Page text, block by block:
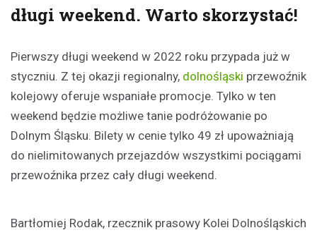
długi weekend. Warto skorzystać!
Pierwszy długi weekend w 2022 roku przypada już w
styczniu. Z tej okazji regionalny, dolnośląski przewoźnik
kolejowy oferuje wspaniałe promocje. Tylko w ten
weekend będzie możliwe tanie podróżowanie po
Dolnym Śląsku. Bilety w cenie tylko 49 zł upoważniają
do nielimitowanych przejazdów wszystkimi pociągami
przewoźnika przez cały długi weekend.
Bartłomiej Rodak, rzecznik prasowy Kolei Dolnośląskich